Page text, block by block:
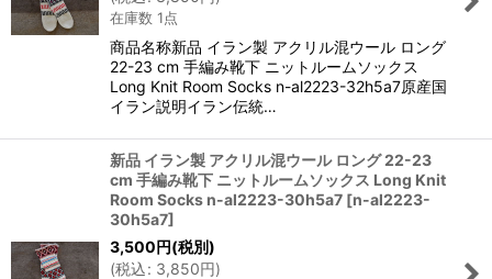
在庫数 1点
商品名称新品 イラン製 アクリル混ウール ロング
22-23 cm 手編み靴下 ニットルームソックス
Long Knit Room Socks n-al2223-32h5a7原産国
イラン説明イラン伝統…
新品 イラン製 アクリル混ウール ロング 22-23
cm 手編み靴下 ニットルームソックス Long Knit
Room Socks n-al2223-30h5a7 [n-al2223-
30h5a7]
3,500円(税別)
(税込: 3,850円)